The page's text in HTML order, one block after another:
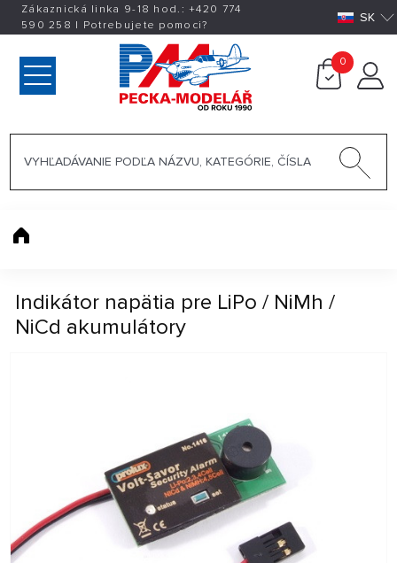
Zákaznická linka 9-18 hod.:+420 774
590 258 | Potrebujete pomoci? SK
0
Indikátor napätia pre LiPo / NiMh /
NiCd akumulátory